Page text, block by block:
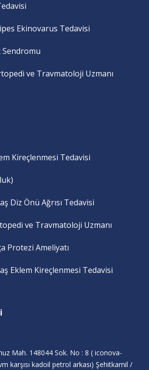
Ekinovarus Tedavisi
ve Travmatoloji Uzmanı
Kireçlenmesi Tedavisi
Diz Önü Ağrısı Tedavisi
ve Travmatoloji Uzmanı
Protezi Ameliyatı
Eklem Kireçlenmesi Tedavisi
Mah. 148044 Sok. No : 8 ( iconova-
karşısı kadoil petrol arkası) Şehitkamil /